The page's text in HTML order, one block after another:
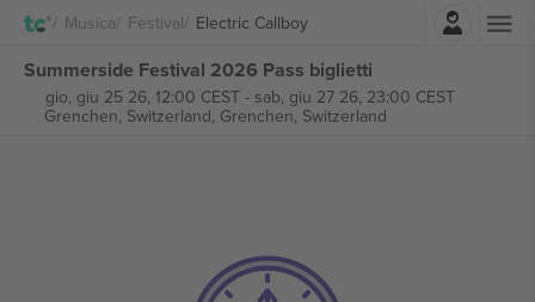
Musica Festival Electric CallboyAccesso
Summerside Festival 2026 Pass biglietti
gio, giu 25 26, 12:00 CEST- sab, giu 27 26, 23:00 CEST
Grenchen, Switzerland, Grenchen, Switzerland